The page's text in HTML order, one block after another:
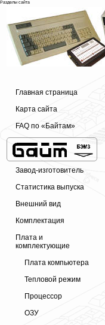
Главная страница
Карта сайта
FAQ по «Байтам»
Завод-изготовитель
Статистика выпуска
Внешний вид
Комплектация
Плата и
комплектующие
Плата компьютера
Тепловой режим
Процессор
ОЗУ
Разделы сайта